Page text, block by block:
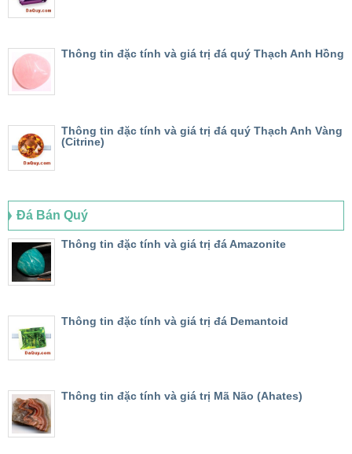
Thông tin đặc tính và giá trị đá quý Thạch Anh Hồng
Thông tin đặc tính và giá trị đá quý Thạch Anh Vàng
(Citrine)
Đá Bán Quý
Thông tin đặc tính và giá trị đá Amazonite
Thông tin đặc tính và giá trị đá Demantoid
Thông tin đặc tính và giá trị Mã Não (Ahates)